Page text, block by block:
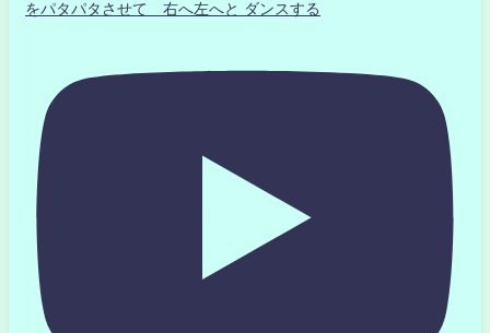
をパタパタさせて 右へ左へと ダンスする